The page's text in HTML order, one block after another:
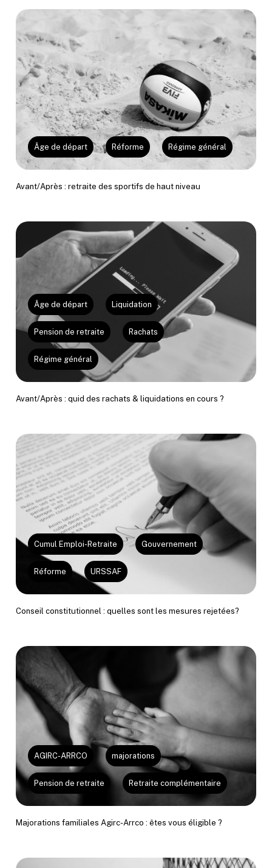
Âge de départ Réforme Régime général
Avant/Après : retraite des sportifs de haut niveau
Âge de départ Liquidation
Pension de retraite Rachats
Régime général
Avant/Après : quid des rachats & liquidations en cours ?
Cumul Emploi-Retraite Gouvernement
Réforme URSSAF
Conseil constitutionnel : quelles sont les mesures rejetées?
AGIRC-ARRCO majorations
Pension de retraite Retraite complémentaire
Majorations familiales Agirc-Arrco : êtes vous éligible ?